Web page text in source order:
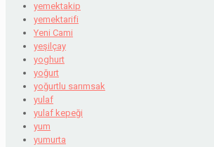
yemektakip
yemektarifi
Yeni Cami
yeşilçay
yoghurt
yoğurt
yoğurtlu sarımsak
yulaf
yulaf kepeği
yum
yumurta